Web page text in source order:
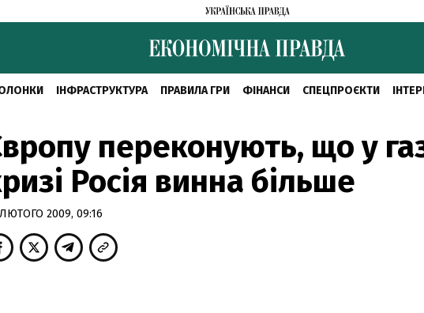
ІНФРАСТРУКТУРА ПРАВИЛА ГРИ ФІНАНСИ СПЕЦПРОЄКТИ
переконують, що у
Росія винна більше
2009, 09:16